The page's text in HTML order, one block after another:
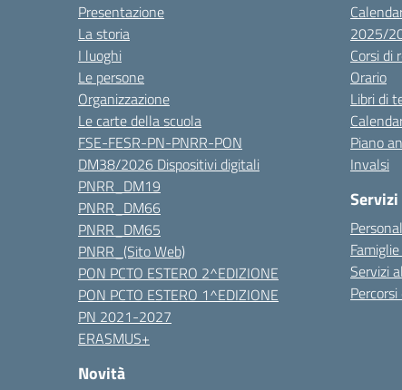
Presentazione
La storia
I luoghi
Le persone
Organizzazione
Le carte della scuola
FSE-FESR-PN-PNRR-PON
DM38/2026 Dispositivi digitali
PNRR_DM19
PNRR_DM66
PNRR_DM65
PNRR_(Sito Web)
PON PCTO ESTERO 2^EDIZIONE
PON PCTO ESTERO 1^EDIZIONE
PN 2021-2027
ERASMUS+
Novità
2025/
Corsi di
Orario
Libri di
Piano
Invalsi
Servizi
Servizi